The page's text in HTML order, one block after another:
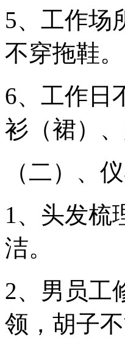
5、工作场
不穿拖鞋。
6、工作日
衫（裙）
（二）、
1、头发梳
洁。
2、男员工
领，胡子